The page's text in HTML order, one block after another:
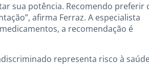
sua potência. Recomendo preferir
afirma Ferraz. A especialista
a recomendação é
representa risco à